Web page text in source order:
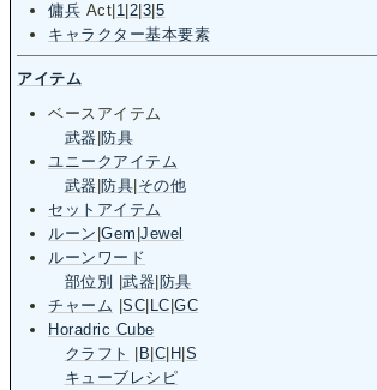
傭兵 Act 1 2 3 5
キャラクター基本要素
アイテム
ベースアイテム
武器 防具
ユニークアイテム
武器 防具 その他
セットアイテム
ルーン |Gem |Jewel
ルーンワード
部位別
|武器 防具
チャーム |SC LC |GC
Horadric Cube
クラフト
B C H S
キューブレシピ